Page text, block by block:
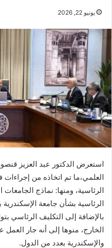
يونيو 22, 2026
استعرض الدكتور عبد العزيز
العلمي،ما تم اتخاذه من
الرئاسية، ومنها: نماذج الجامعات
الرئاسية بشأن جامعة الإسكندرية
بالإضافة إلى التكليف الرئاسي
الخارج، منوها إلى أنه جار العمل
والإسكندرية بعدد من الدول.